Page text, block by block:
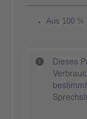
Aus 100 %
Dieses